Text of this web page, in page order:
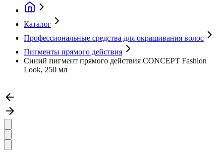
Каталог
Профессиональные средства для окрашивания волос
Пигменты прямого действия
Синий пигмент прямого действия CONCEPT Fashion
Look, 250 мл